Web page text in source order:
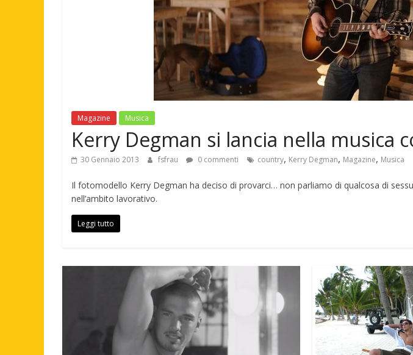
Magazine Musica
Kerry Degman si lancia nella musica
30 Gennaio 2013 fsfrau 0 commenti country, Kerry Degman, Magazine, Musica
Il fotomodello Kerry Degman ha deciso di provarci… non parliamo di qualcosa di
nell’ambito lavorativo.
Leggi tutto